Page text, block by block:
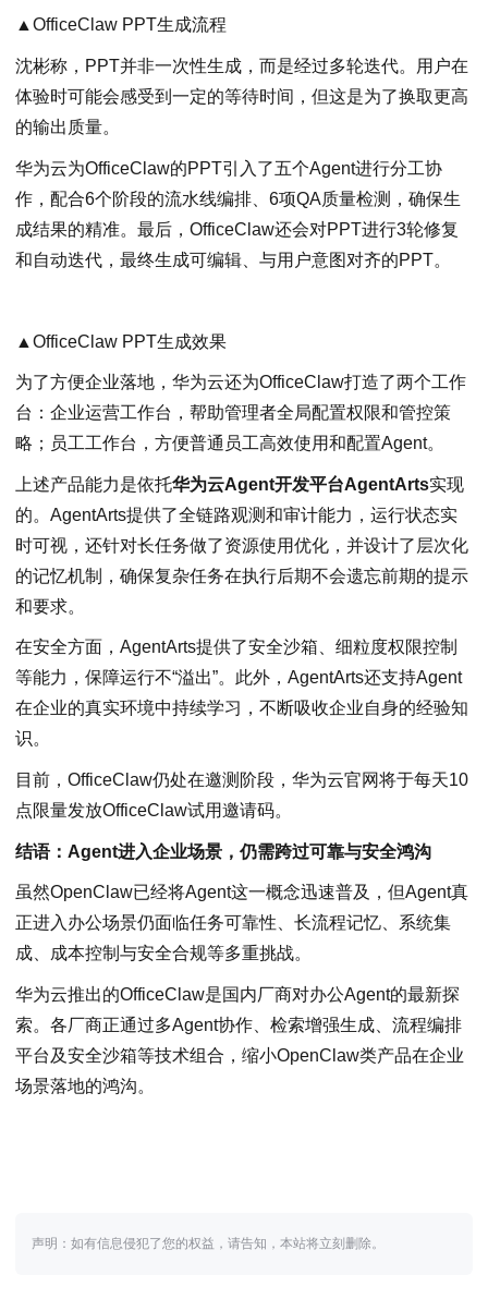
▲OfficeClaw PPT生成流程
沈彬称，PPT并非一次性生成，而是经过多轮迭代。用户在
体验时可能会感受到一定的等待时间，但这是为了换取更高
的输出质量。
华为云为OfficeClaw的PPT引入了五个Agent进行分工协
作，配合6个阶段的流水线编排、6项QA质量检测，确保生
成结果的精准。最后，OfficeClaw还会对PPT进行3轮修复
和自动迭代，最终生成可编辑、与用户意图对齐的PPT。
▲OfficeClaw PPT生成效果
为了方便企业落地，华为云还为OfficeClaw打造了两个工作
台：企业运营工作台，帮助管理者全局配置权限和管控策
略；员工工作台，方便普通员工高效使用和配置Agent。
上述产品能力是依托华为云Agent开发平台AgentArts实现
的。AgentArts提供了全链路观测和审计能力，运行状态实
时可视，还针对长任务做了资源使用优化，并设计了层次化
的记忆机制，确保复杂任务在执行后期不会遗忘前期的提示
和要求。
在安全方面，AgentArts提供了安全沙箱、细粒度权限控制
等能力，保障运行不“溢出”。此外，AgentArts还支持Agent
在企业的真实环境中持续学习，不断吸收企业自身的经验知
识。
目前，OfficeClaw仍处在邀测阶段，华为云官网将于每天10
点限量发放OfficeClaw试用邀请码。
结语：Agent进入企业场景，仍需跨过可靠与安全鸿沟
虽然OpenClaw已经将Agent这一概念迅速普及，但Agent真
正进入办公场景仍面临任务可靠性、长流程记忆、系统集
成、成本控制与安全合规等多重挑战。
华为云推出的OfficeClaw是国内厂商对办公Agent的最新探
索。各厂商正通过多Agent协作、检索增强生成、流程编排
平台及安全沙箱等技术组合，缩小OpenClaw类产品在企业
场景落地的鸿沟。
声明：如有信息侵犯了您的权益，请告知，本站将立刻删除。